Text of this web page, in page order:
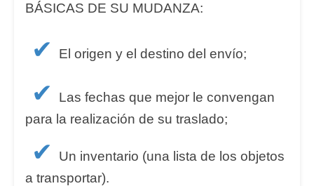
BÁSICAS DE SU MUDANZA:
✔ El origen y el destino del envío;
✔
Las fechas que mejor le convengan
para la realización de su traslado;
✔
Un inventario (una lista de los objetos
a transportar).